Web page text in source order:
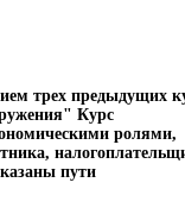
трех предыдущих
Курс
ролями,
пути